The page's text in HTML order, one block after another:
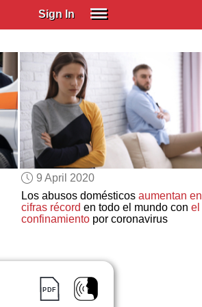
Sign In
Spanish
Spanish
SUBSCRIBE
GIFT CARDS
OTHER
ABOUT US
9 April 2020
Los abusos domésticos aumentan en
cifras récord en todo el mundo con el
confinamientopor coronavirus